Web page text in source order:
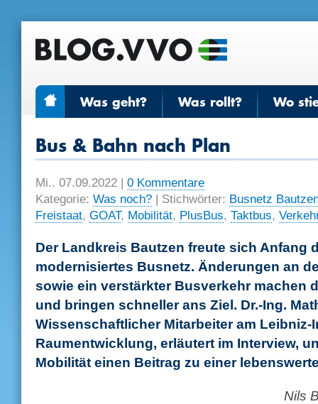
Was geht? Was rollt? Wo
Bus & Bahn nach Plan
Mi.. 07.09.2022 | 0 Kommentare
Kategorie: Was noch? | Stichwörter: Busnetz
Freistaat, GOAT, Mobilität, PlusBus, Taktbus,
Der Landkreis Bautzen freute sich Anfang
modernisiertes Busnetz. Änderungen an
sowie ein verstärkter Busverkehr machen
und bringen schneller ans Ziel. Dr.-Ing.
Wissenschaftlicher Mitarbeiter am
Raumentwicklung, erläutert im Interview,
Mobilität einen Beitrag zu einer
Nils